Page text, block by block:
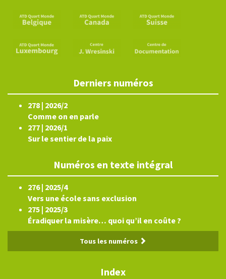
Derniers numéros
278 | 2026/2
Comme on en parle
277 | 2026/1
Sur le sentier de la paix
Numéros en texte intégral
276 | 2025/4
Vers une école sans exclusion
275 | 2025/3
Éradiquer la misère… quoi qu’il en coûte ?
Tous les numéros
Index